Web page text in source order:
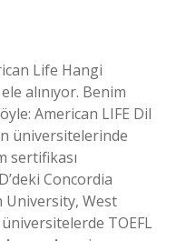
Life Hangi
alınıyor. Benim
American LIFE Dil
üniversitelerinde
sertifikası
Concordia
University, West
TOEFL